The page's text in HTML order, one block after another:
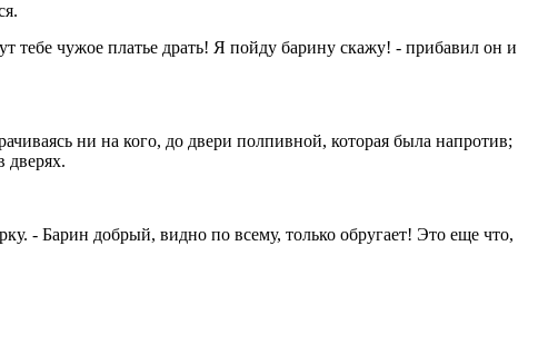
тебе чужое платье драть! Я пойду барину скажу! - прибавил он и
ни на кого, до двери полпивной, которая была напротив;
дверях.
- Барин добрый, видно по всему, только обругает! Это еще что,